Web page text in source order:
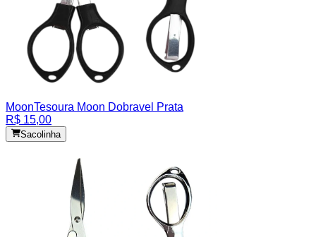
MoonTesoura Moon Dobravel Prata
R$ 15,00
Sacolinha